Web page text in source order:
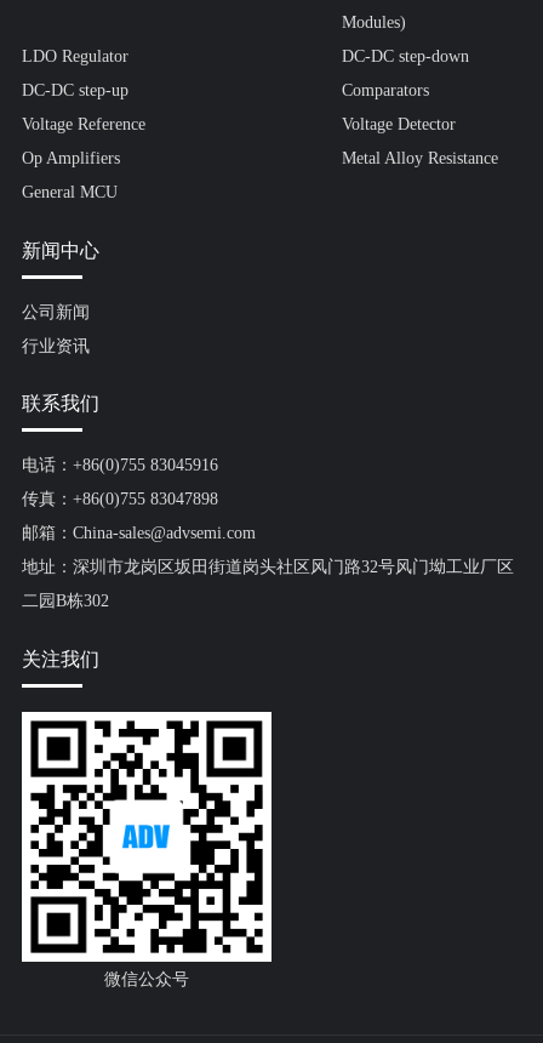
Modules)
LDO Regulator
DC-DC step-down
DC-DC step-up
Comparators
Voltage Reference
Voltage Detector
Op Amplifiers
Metal Alloy Resistance
General MCU
新闻中心
公司新闻
行业资讯
联系我们
电话：+86(0)755 83045916
传真：+86(0)755 83047898
邮箱：China-sales@advsemi.com
地址：深圳市龙岗区坂田街道岗头社区风门路32号风门坳工业厂区
二园B栋302
关注我们
微信公众号